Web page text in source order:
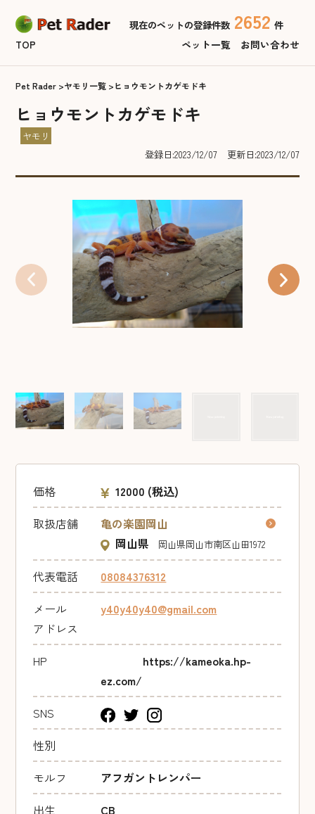
現在のペットの登録件数 2652 件
TOP
ペット一覧 お問い合わせ
Pet Rader ヤモリ一覧 ヒョウモントカゲモドキ
ヒョウモントカゲモドキ
ヤモリ
登録日:2023/12/07
更新日:2023/12/07
価格 12000 (税込)
取扱店舗
亀の楽園岡山
岡山県
岡山県岡山市南区山田1972
代表電話
08084376312
メール
アドレス
y40y40y40@gmail.com
HP
https://kameoka.hp-
ez.com/
SNS
性別
モルフ
アフガントレンパー
出生
CB